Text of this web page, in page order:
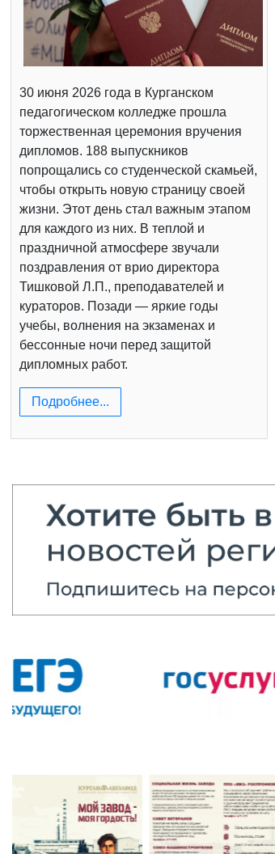
30 июня 2026 года в Курганском
педагогическом колледже прошла
торжественная церемония вручения
дипломов. 188 выпускников
попрощались со студенческой скамьей,
чтобы открыть новую страницу своей
жизни. Этот день стал важным этапом
для каждого из них. В теплой и
праздничной атмосфере звучали
поздравления от врио директора
Тишковой Л.П., преподавателей и
кураторов. Позади — яркие годы
учебы, волнения на экзаменах и
бессонные ночи перед защитой
дипломных работ.
Подробнее...